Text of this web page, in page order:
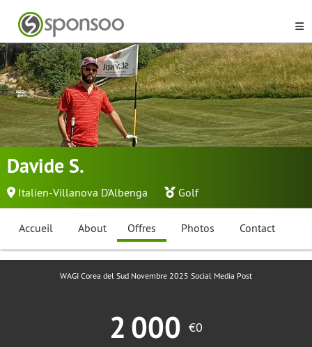
Davide S.
Italien-Villanova D'Albenga Golf
Accueil About Offres Photos Contact
WAGI Corea del Sud Novembre 2025 Social Media Post
2 000 €0